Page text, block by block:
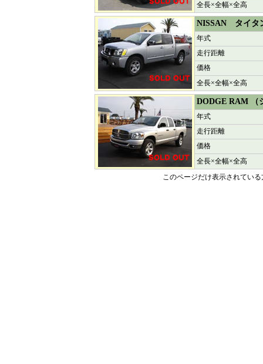
全長×全幅×全高
NISSAN タイ
年式
走行距離
価格
全長×全幅×全高
DODGE RAM （
年式
走行距離
価格
全長×全幅×全高
このページだけ表示されている